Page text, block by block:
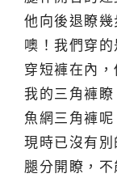
他向後退瞭幾
噢！我們穿
穿短褲在內
我的三角褲
魚網三角褲呢
現時已沒有
腿分開瞭，